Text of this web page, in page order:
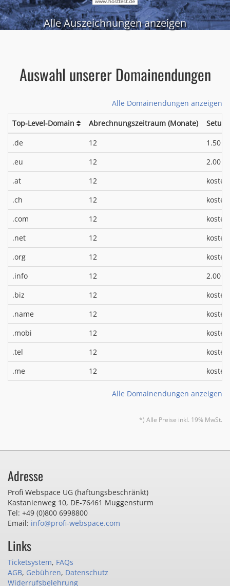
Alle Auszeichnungen anzeigen
Auswahl unserer Domainendungen
Alle Domainendungen anzeigen
Top-Level-Domain Abrechnungszeitraum (Monate)
.de
12 1.50 €
.eu 12 2.00 €
.at 12
.ch
12
.com
12
.net
12
.org
12
.info
12 2.00 €
.biz 12
.name
12
.mobi
12
.tel
12
.me
12
Alle Domainendungen anzeigen
*) Alle Preise inkl. 19% MwSt.
Adresse
Profi Webspace UG (haftungsbeschränkt)
Kastanienweg 10, DE-76461 Muggensturm
Tel: +49 (0)800 6998800
Email: info@profi-webspace.com
Links
Ticketsystem, FAQs
AGB, Gebühren, Datenschutz
Widerrufsbelehrung